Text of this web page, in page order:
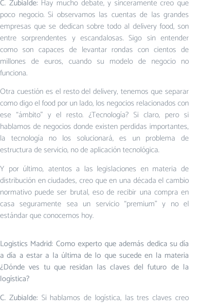
C. Zubialde: Hay mucho debate, y sinceramente creo que
poco negocio. Si observamos las cuentas de las grandes
empresas que se dedican sobre todo al delivery food, son
entre sorprendentes y escandalosas. Sigo sin entender
como son capaces de levantar rondas con cientos de
millones de euros, cuando su modelo de negocio no
funciona.
Otra cuestión es el resto del delivery, tenemos que separar
como digo el food por un lado, los negocios relacionados con
ese “ámbito” y el resto. ¿Tecnología? Si claro, pero si
hablamos de negocios donde existen perdidas importantes,
la tecnología no los solucionará, es un problema de
estructura de servicio, no de aplicación tecnológica.
Y por último, atentos a las legislaciones en materia de
distribución en ciudades, creo que en una década el cambio
normativo puede ser brutal, eso de recibir una compra en
casa seguramente sea un servicio “premium” y no el
estándar que conocemos hoy.
Logistics Madrid: Como experto que además dedica su día
a día a estar a la última de lo que sucede en la materia
¿Dónde ves tu que residan las claves del futuro de la
logística?
C. Zubialde: Si hablamos de logística, las tres claves creo